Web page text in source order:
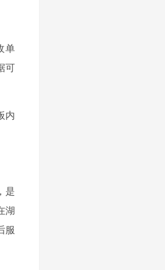
单
可
内
是
湖
服